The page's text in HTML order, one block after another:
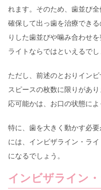
れます。そのため、歯並び
確保して出っ歯を治療でき
りした歯並びや噛み合わせ
ライトならではといえるでし
ただし、前述のとおりイン
スピースの枚数に限りがあ
応可能かは、お口の状態によ
特に、歯を大きく動かす必
には、インビザライン・ラ
になるでしょう。
インビザライン